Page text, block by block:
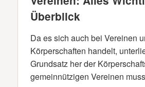
Überblick
Da es sich auch bei Vereinen
Körperschaften handelt,
Grundsatz her der
gemeinnützigen Vereinen